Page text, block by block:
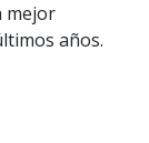
mejor
años.